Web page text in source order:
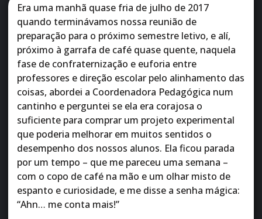
Era uma manhã quase fria de julho de 2017
quando terminávamos nossa reunião de
preparação para o próximo semestre letivo, e alí,
próximo à garrafa de café quase quente, naquela
fase de confraternização e euforia entre
professores e direção escolar pelo alinhamento das
coisas, abordei a Coordenadora Pedagógica num
cantinho e perguntei se ela era corajosa o
suficiente para comprar um projeto experimental
que poderia melhorar em muitos sentidos o
desempenho dos nossos alunos. Ela ficou parada
por um tempo – que me pareceu uma semana –
com o copo de café na mão e um olhar misto de
espanto e curiosidade, e me disse a senha mágica:
“Ahn… me conta mais!”